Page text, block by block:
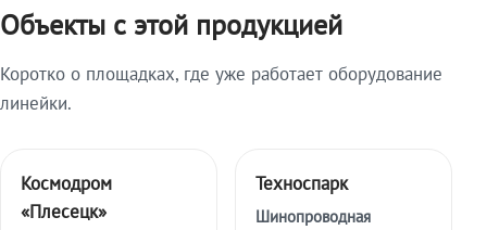
Объекты с этой продукцией
Коротко о площадках, где уже работает оборудование
линейки.
Космодром
«Плесецк»
Техноспарк
Шинопроводная